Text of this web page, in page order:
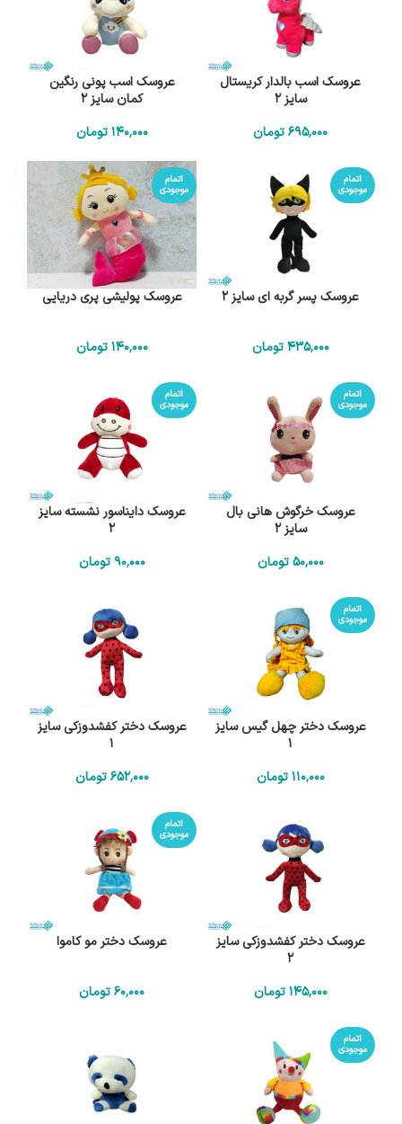
عروسک اسب بالدار کریستال
سایز 2
695٬000تومان
عروسک اسب پونی رنگین
کمان سایز 2
140٬000 تومان
اتمام
موجودی
عروسک پسر گربه ای سایز 2
435٬000 تومان
اتمام
موجودی
عروسک پولیشی پری دریایی
140٬000 تومان
اتمام
موجودی
عروسک خرگوش هانی بال
سایز 2
50٬000 تومان
اتمام
موجودی
عروسک دایناسور نشسته سایز
2
90٬000 تومان
اتمام
موجودی
عروسک دختر چهل گیس سایز
1
110٬000 تومان
عروسک دختر کفشدوزکی سایز
1
652٬000 تومان
عروسک دختر کفشدوزکی سایز
2
145٬000 تومان
اتمام
موجودی
عروسک دختر مو کاموا
60٬000تومان
اتمام
موجودی